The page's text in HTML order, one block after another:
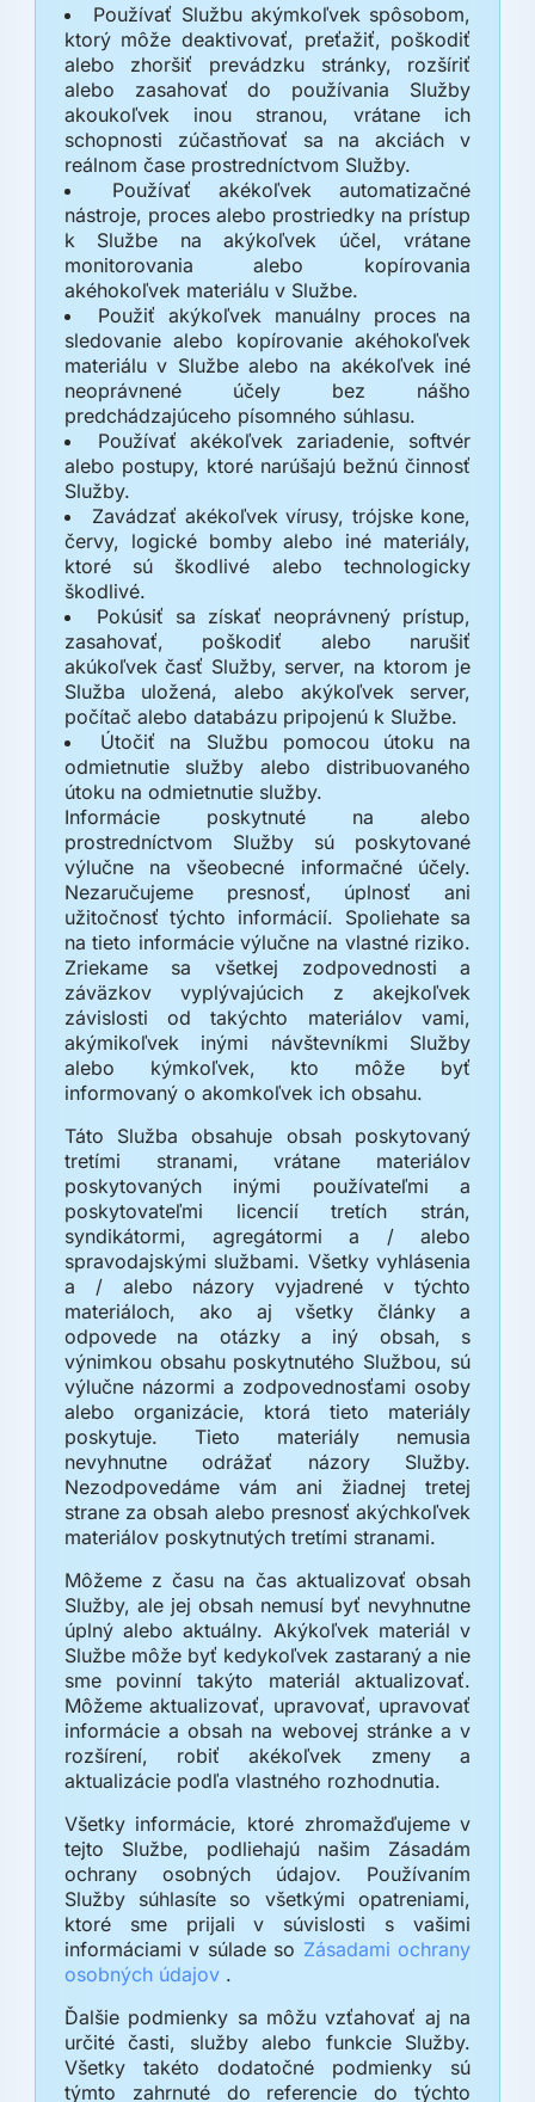
Používať Službu akýmkoľvek spôsobom,
ktorý môže deaktivovať, preťažiť, poškodiť
alebo zhoršiť prevádzku stránky, rozšíriť
alebo zasahovať do používania Služby
akoukoľvek inou stranou, vrátane ich
schopnosti zúčastňovať sa na akciách v
reálnom čase prostredníctvom Služby.
Používať akékoľvek automatizačné
nástroje, proces alebo prostriedky na prístup
k Službe na akýkoľvek účel, vrátane
monitorovania alebo kopírovania
akéhokoľvek materiálu v Službe.
Použiť akýkoľvek manuálny proces na
sledovanie alebo kopírovanie akéhokoľvek
materiálu v Službe alebo na akékoľvek iné
neoprávnené účely bez nášho
predchádzajúceho písomného súhlasu.
Používať akékoľvek zariadenie, softvér
alebo postupy, ktoré narúšajú bežnú činnosť
Služby.
Zavádzať akékoľvek vírusy, trójske kone,
červy, logické bomby alebo iné materiály,
ktoré sú škodlivé alebo technologicky
škodlivé.
Pokúsiť sa získať neoprávnený prístup,
zasahovať, poškodiť alebo narušiť
akúkoľvek časť Služby, server, na ktorom je
Služba uložená, alebo akýkoľvek server,
počítač alebo databázu pripojenú k Službe.
Útočiť na Službu pomocou útoku na
odmietnutie služby alebo distribuovaného
útoku na odmietnutie služby.
Informácie poskytnuté na alebo
prostredníctvom Služby sú poskytované
výlučne na všeobecné informačné účely.
Nezaručujeme presnosť, úplnosť ani
užitočnosť týchto informácií. Spoliehate sa
na tieto informácie výlučne na vlastné riziko.
Zriekame sa všetkej zodpovednosti a
záväzkov vyplývajúcich z akejkoľvek
závislosti od takýchto materiálov vami,
akýmikoľvek inými návštevníkmi Služby
alebo kýmkoľvek, kto môže byť
informovaný o akomkoľvek ich obsahu.
Táto Služba obsahuje obsah poskytovaný
tretími stranami, vrátane materiálov
poskytovaných inými používateľmi a
poskytovateľmi licencií tretích strán,
syndikátormi, agregátormi a / alebo
spravodajskými službami. Všetky vyhlásenia
a / alebo názory vyjadrené v týchto
materiáloch, ako aj všetky články a
odpovede na otázky a iný obsah, s
výnimkou obsahu poskytnutého Službou, sú
výlučne názormi a zodpovednosťami osoby
alebo organizácie, ktorá tieto materiály
poskytuje. Tieto materiály nemusia
nevyhnutne odrážať názory Služby.
Nezodpovedáme vám ani žiadnej tretej
strane za obsah alebo presnosť akýchkoľvek
materiálov poskytnutých tretími stranami.
Môžeme z času na čas aktualizovať obsah
Služby, ale jej obsah nemusí byť nevyhnutne
úplný alebo aktuálny. Akýkoľvek materiál v
Službe môže byť kedykoľvek zastaraný a nie
sme povinní takýto materiál aktualizovať.
Môžeme aktualizovať, upravovať, upravovať
informácie a obsah na webovej stránke a v
rozšírení, robiť akékoľvek zmeny a
aktualizácie podľa vlastného rozhodnutia.
Všetky informácie, ktoré zhromažďujeme v
tejto Službe, podliehajú našim Zásadám
ochrany osobných údajov. Používaním
Služby súhlasíte so všetkými opatreniami,
ktoré sme prijali v súvislosti s vašimi
informáciami v súlade so Zásadami ochrany
osobných údajov .
Ďalšie podmienky sa môžu vzťahovať aj na
určité časti, služby alebo funkcie Služby.
Všetky takéto dodatočné podmienky sú
týmto zahrnuté do referencie do týchto